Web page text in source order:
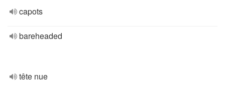
capots
bareheaded
tête nue